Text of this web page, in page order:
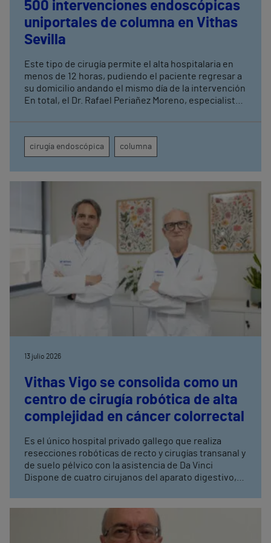
500 intervenciones endoscópicas
uniportales de columna en Vithas
Sevilla
Este tipo de cirugía permite el alta hospitalaria en
menos de 12 horas, pudiendo el paciente regresar a
su domicilio andando el mismo día de la intervención
En total, el Dr. Rafael Periañez Moreno, especialista
a lo largo de diez años de actividad en el centro
cirugía endoscópica columna
13 julio 2026
Vithas Vigo se consolida como un
centro de cirugía robótica de alta
complejidad en cáncer colorrectal
Es el único hospital privado gallego que realiza
resecciones robóticas de recto y cirugías transanal y
de suelo pélvico con la asistencia de Da Vinci
Dispone de cuatro cirujanos del aparato digestivo,